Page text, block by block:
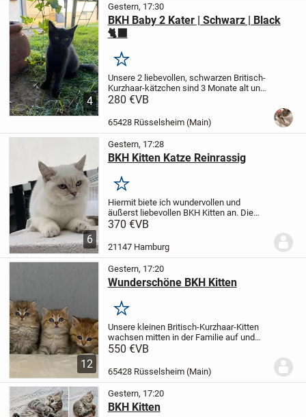
4
Gestern, 17:30
BKH Baby 2 Kater | Schwarz | Black
🐈‍⬛
Merken
Unsere 2 liebevollen, schwarzen Britisch-
Kurzhaar-kätzchen sind 3 Monate alt und
suchen ab sofort ein neues, fürsorgliches
alt🖤2 x Schwarz abzugeben...
280 €VB
65428 Rüsselsheim (Main)
6
Gestern, 17:28
BKH Kitten Katze Reinrassig
Merken
Hiermit biete ich wundervollen und
äußerst liebevollen BKH Kitten an. Die
kleinen haben einen außergewöhnlich
zu werden. Sie ist stubenrein. Außerdem...
370 €VB
21147 Hamburg
12
Gestern, 17:20
Wunderschöne BKH Kitten
Merken
Unsere kleinen Britisch-Kurzhaar-Kitten
wachsen mitten in der Familie auf und
sind sehr menschenbezogen, verspielt
Menschen und anderen Katzen und
550 €VB
65428 Rüsselsheim (Main)
Gestern, 17:20
BKH Kitten